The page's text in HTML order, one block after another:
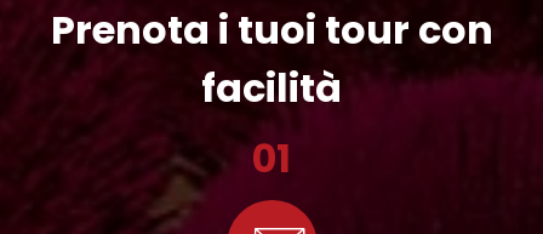
Prenota i tuoi tour con
facilità
01